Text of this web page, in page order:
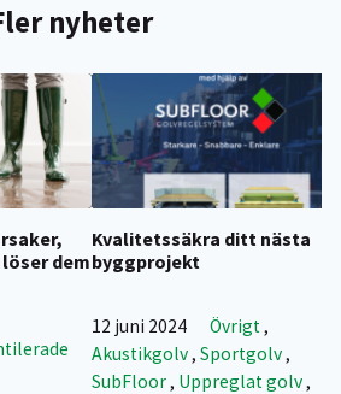
nyheter
dem
Kvalitetssäkra ditt nästa
byggprojekt
12 juni 2024 Övrigt ,
Akustikgolv, Sportgolv,
SubFloor, Uppreglat golv,